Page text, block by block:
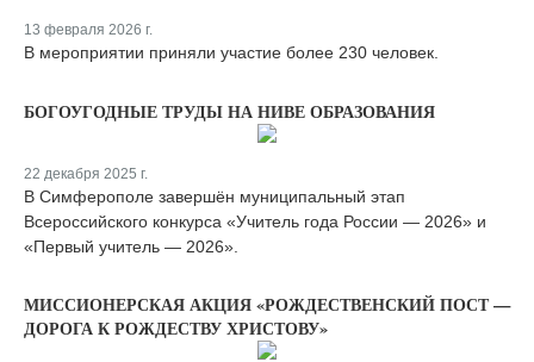
13 февраля 2026 г.
В мероприятии приняли участие более 230 человек.
БОГОУГОДНЫЕ ТРУДЫ НА НИВЕ ОБРАЗОВАНИЯ
22 декабря 2025 г.
В Симферополе завершён муниципальный этап
Всероссийского конкурса «Учитель года России — 2026» и
«Первый учитель — 2026».
МИССИОНЕРСКАЯ АКЦИЯ «РОЖДЕСТВЕНСКИЙ ПОСТ —
ДОРОГА К РОЖДЕСТВУ ХРИСТОВУ»